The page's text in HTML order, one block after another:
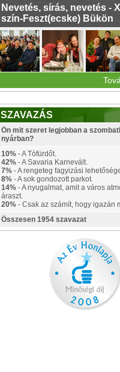
Nevetés, sírás, nevetés -
szín-Feszt(ecske) Bükön
SZAVAZÁS
Ön mit szeret legjobban a
nyárban?
10% - A Tófürdőt.
42% - A Savaria Karnevált.
7% - A rengeteg fagyizási
8% - A sok gondozott parkot.
14% - A nyugalmat, amit a város
áraszt.
20% - Csak az számít, hogy igazán
Összesen 1954 szavazat